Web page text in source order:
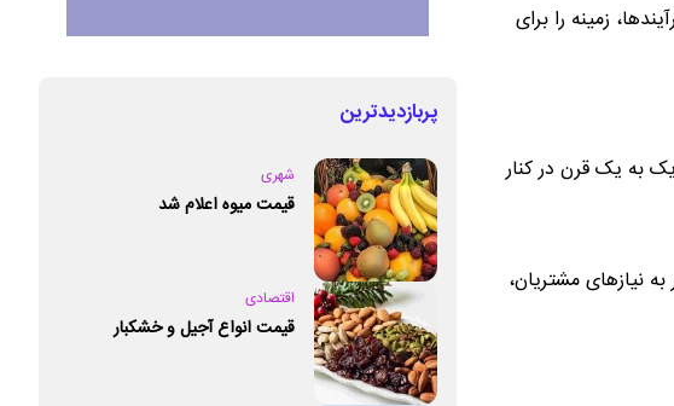
زمینه را برای
به یک قرن در کنار
نیازهای مشتریان،
پربازدیدترین
شهری
قیمت میوه اعلام شد
اقتصادی
قیمت انواع آجیل و خشکبار